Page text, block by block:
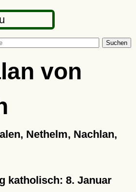
Suchen
von
Nethelm, Nachlan,
katholisch: 8. Januar